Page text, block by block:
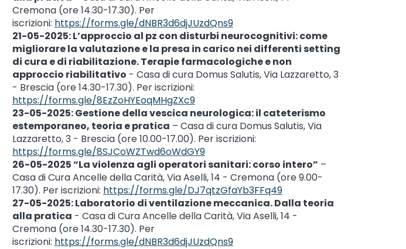
Cremona (ore 14.30-17.30). Per
iscrizioni: https://forms.gle/dNBR3d6djJUzdQns9
21-05-2025: L’approccio al pz con disturbi neurocognitivi: come
migliorare la valutazione e la presa in carico nei differenti setting
di cura e di riabilitazione. Terapie farmacologiche e non
approccio riabilitativo - Casa di cura Domus Salutis, Via Lazzaretto, 3
- Brescia (ore 14.30-17.30). Per iscrizioni:
https://forms.gle/8EzZoHYEoqMHgZXc9
23-05-2025: Gestione della vescica neurologica: il cateterismo
estemporaneo, teoria e pratica – Casa di cura Domus Salutis, Via
Lazzaretto, 3 - Brescia (ore 10.00-17.00). Per iscrizioni:
https://forms.gle/8SJCoWZTwd6oWdGY9
26-05-2025 “La violenza agli operatori sanitari: corso intero” –
Casa di Cura Ancelle della Carità, Via Aselli, 14 - Cremona (ore 9.00-
17.30). Per iscrizioni: https://forms.gle/DJ7qtzGfaYb3FFq49
27-05-2025: Laboratorio di ventilazione meccanica. Dalla teoria
alla pratica - Casa di Cura Ancelle della Carità, Via Aselli, 14 -
Cremona (ore 14.30-17.30). Per
iscrizioni: https://forms.gle/dNBR3d6djJUzdQns9